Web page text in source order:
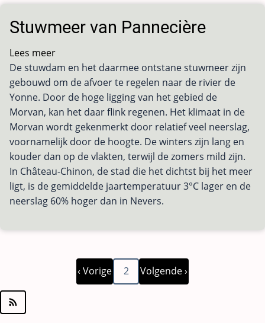
Chaise
Stuwmeer van Pannecière
Lees meer
Stuwmeer
van
Pannecière
De stuwdam en het daarmee ontstane stuwmeer zijn
gebouwd om de afvoer te regelen naar de rivier de
Yonne. Door de hoge ligging van het gebied de
Morvan, kan het daar flink regenen. Het klimaat in de
Morvan wordt gekenmerkt door relatief veel neerslag,
voornamelijk door de hoogte. De winters zijn lang en
kouder dan op de vlakten, terwijl de zomers mild zijn.
In Château-Chinon, de stad die het dichtst bij het meer
ligt, is de gemiddelde jaartemperatuur 3°C lager en de
neerslag 60% hoger dan in Nevers.
Vorige
pagina
‹ Vorige 2
Volgende
pagina
Volgende ›